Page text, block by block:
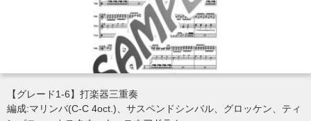
【グレード1-6】打楽器三重奏
編成:マリンバ(C-C 4oct.)、サスペンドシンバル、グロッケン、ティ